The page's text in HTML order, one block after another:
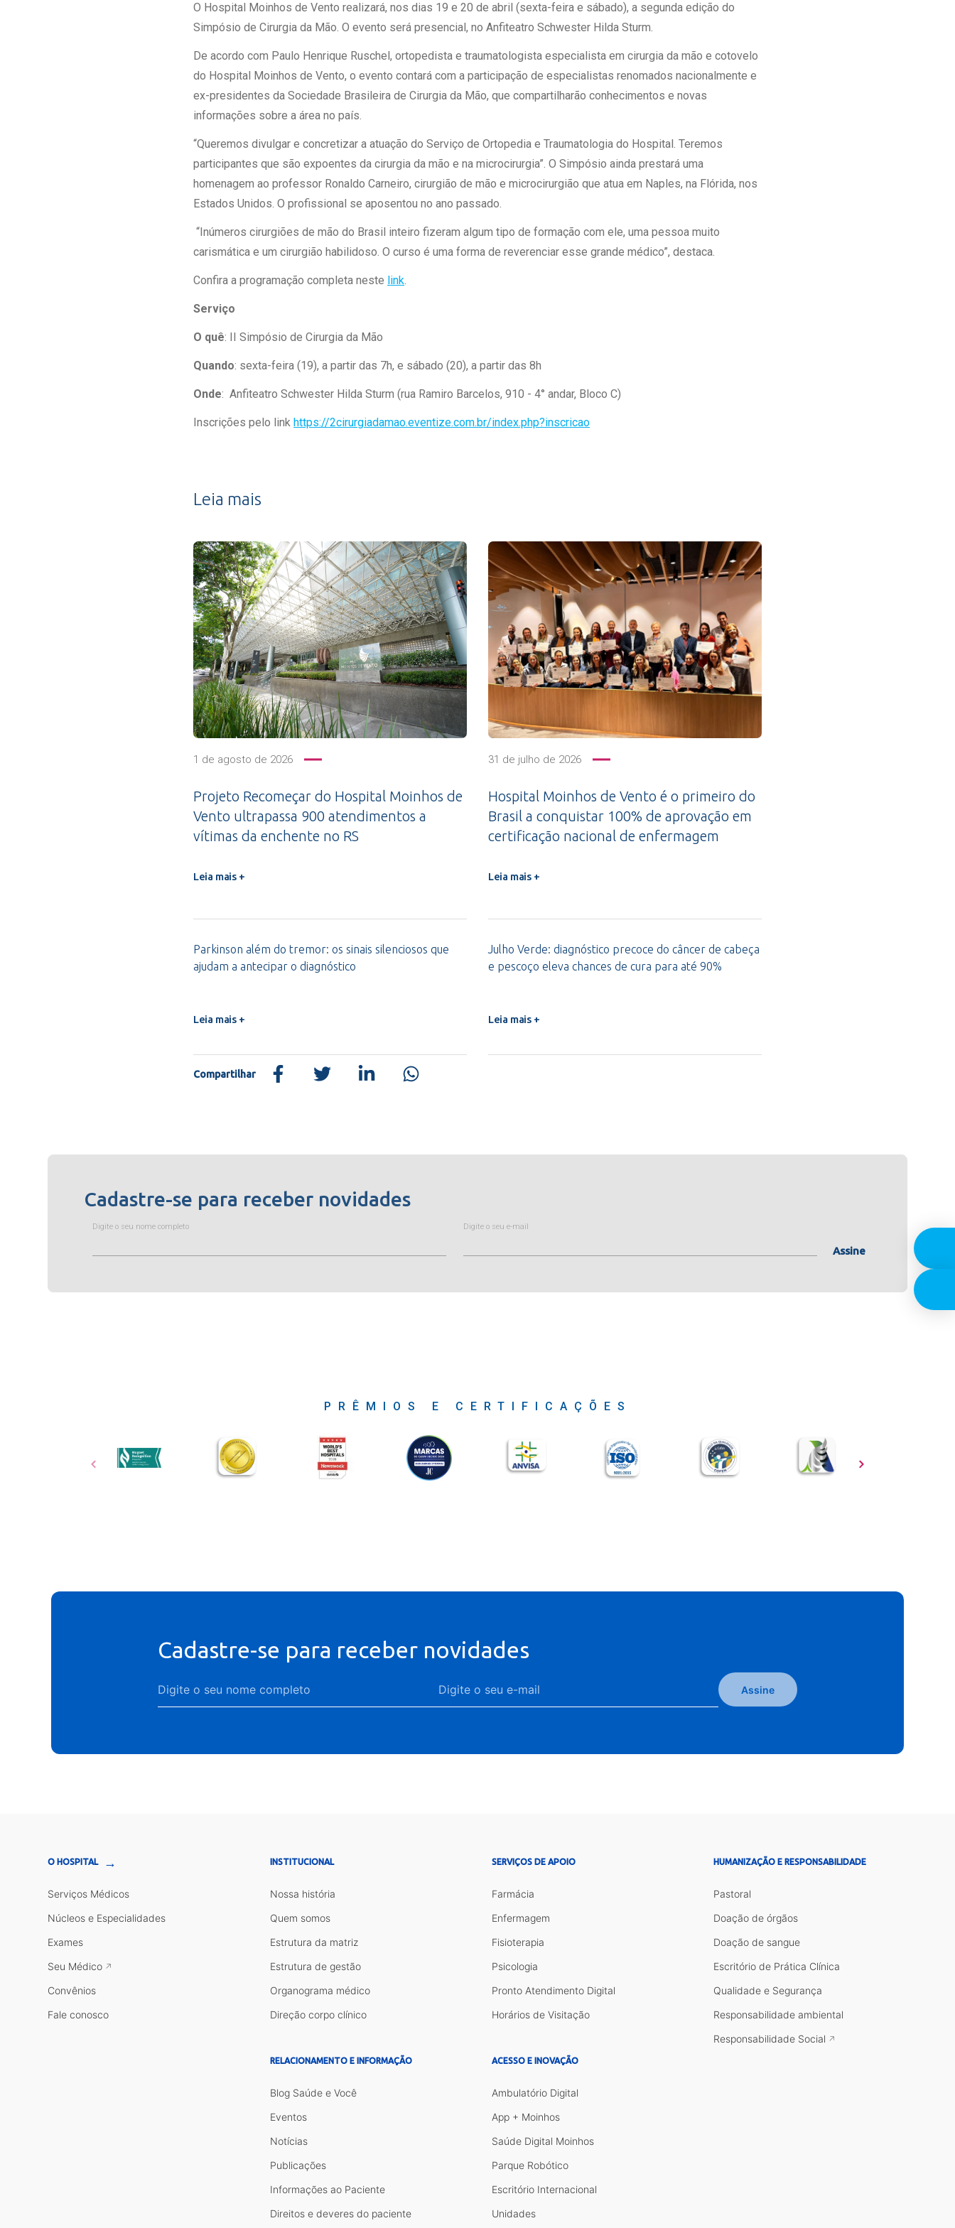
Estrutura de Gestão
Quem Somos
Responsabilidade Ambiental
Responsabilidade Social
Serviço Social
Saúde Digital Moinhos
Tele Interconsultas
Cabine Telemedicina
O Hospital Moinhos de Vento realizará, nos dias 19 e 20 de abril (sexta-feira e sábado), a segunda edição do
Simpósio de Cirurgia da Mão. O evento será presencial, no Anfiteatro Schwester Hilda Sturm.
De acordo com Paulo Henrique Ruschel, ortopedista e traumatologista especialista em cirurgia da mão e cotovelo
do Hospital Moinhos de Vento, o evento contará com a participação de especialistas renomados nacionalmente e
ex-presidentes da Sociedade Brasileira de Cirurgia da Mão, que compartilharão conhecimentos e novas
informações sobre a área no país.
“Queremos divulgar e concretizar a atuação do Serviço de Ortopedia e Traumatologia do Hospital. Teremos
participantes que são expoentes da cirurgia da mão e na microcirurgia”. O Simpósio ainda prestará uma
homenagem ao professor Ronaldo Carneiro, cirurgião de mão e microcirurgião que atua em Naples, na Flórida, nos
Estados Unidos. O profissional se aposentou no ano passado.
“Inúmeros cirurgiões de mão do Brasil inteiro fizeram algum tipo de formação com ele, uma pessoa muito
carismática e um cirurgião habilidoso. O curso é uma forma de reverenciar esse grande médico”, destaca.
Confira a programação completa neste link.
Serviço
O quê: II Simpósio de Cirurgia da Mão
Quando: sexta-feira (19), a partir das 7h, e sábado (20), a partir das 8h
Onde: Anfiteatro Schwester Hilda Sturm (rua Ramiro Barcelos, 910 - 4° andar, Bloco C)
Inscrições pelo link https://2cirurgiadamao.eventize.com.br/index.php?inscricao
Leia mais
1 de agosto de 2026
Projeto Recomeçar do Hospital Moinhos de
Vento ultrapassa 900 atendimentos a
vítimas da enchente no RS
Leia mais +
31 de julho de 2026
Hospital Moinhos de Vento é o primeiro do
Brasil a conquistar 100% de aprovação em
certificação nacional de enfermagem
Leia mais +
Parkinson além do tremor: os sinais silenciosos que
ajudam a antecipar o diagnóstico
Leia mais +
Julho Verde: diagnóstico precoce do câncer de cabeça
e pescoço eleva chances de cura para até 90%
Leia mais +
Compartilhar
Cadastre-se para receber novidades
Digite o seu nome completo Digite o seu e-mail
Assine
PRÊMIOS E CERTIFICAÇÕES
Cadastre-se para receber novidades
Assine
O HOSPITAL →
Serviços Médicos
Núcleos e Especialidades
Exames
Seu Médico
Convênios
Fale conosco
INSTITUCIONAL
Nossa história
Quem somos
Estrutura da matriz
Estrutura de gestão
Organograma médico
Direção corpo clínico
RELACIONAMENTO E INFORMAÇÃO
Blog Saúde e Você
Eventos
Notícias
Publicações
Informações ao Paciente
Direitos e deveres do paciente
SERVIÇOS DE APOIO
Farmácia
Enfermagem
Fisioterapia
Psicologia
Pronto Atendimento Digital
Horários de Visitação
ACESSO E INOVAÇÃO
Ambulatório Digital
App + Moinhos
Saúde Digital Moinhos
Parque Robótico
Escritório Internacional
Unidades
HUMANIZAÇÃO E RESPONSABILIDADE
Pastoral
Doação de órgãos
Doação de sangue
Escritório de Prática Clínica
Qualidade e Segurança
Responsabilidade ambiental
Responsabilidade Social